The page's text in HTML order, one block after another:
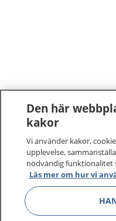
Den här
kakor
Vi använder kakor,
upplevelse,
nödvändig funktionalitet
Läs mer om hur vi